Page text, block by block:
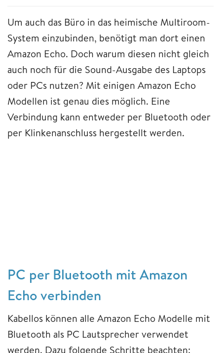
Um auch das Büro in das heimische Multiroom-
System einzubinden, benötigt man dort einen
Amazon Echo. Doch warum diesen nicht gleich
auch noch für die Sound-Ausgabe des Laptops
oder PCs nutzen? Mit einigen Amazon Echo
Modellen ist genau dies möglich. Eine
Verbindung kann entweder per Bluetooth oder
per Klinkenanschluss hergestellt werden.
PC per Bluetooth mit Amazon
Echo verbinden
Kabellos können alle Amazon Echo Modelle mit
Bluetooth als PC Lautsprecher verwendet
werden. Dazu folgende Schritte beachten: